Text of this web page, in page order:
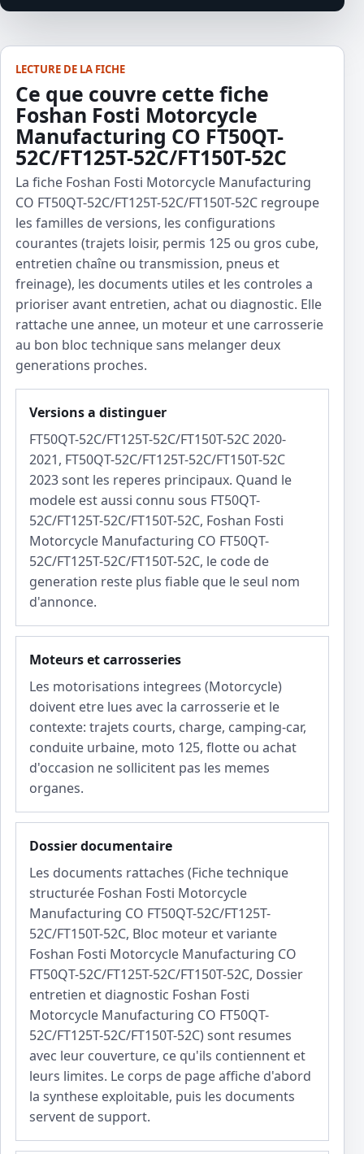
LECTURE DE LA FICHE
Ce que couvre cette fiche
Foshan Fosti Motorcycle
Manufacturing CO FT50QT-
52C/FT125T-52C/FT150T-52C
La fiche Foshan Fosti Motorcycle Manufacturing
CO FT50QT-52C/FT125T-52C/FT150T-52C regroupe
les familles de versions, les configurations
courantes (trajets loisir, permis 125 ou gros cube,
entretien chaîne ou transmission, pneus et
freinage), les documents utiles et les controles a
prioriser avant entretien, achat ou diagnostic. Elle
rattache une annee, un moteur et une carrosserie
au bon bloc technique sans melanger deux
generations proches.
Versions a distinguer
FT50QT-52C/FT125T-52C/FT150T-52C 2020-
2021, FT50QT-52C/FT125T-52C/FT150T-52C
2023 sont les reperes principaux. Quand le
modele est aussi connu sous FT50QT-
52C/FT125T-52C/FT150T-52C, Foshan Fosti
Motorcycle Manufacturing CO FT50QT-
52C/FT125T-52C/FT150T-52C, le code de
generation reste plus fiable que le seul nom
d'annonce.
Moteurs et carrosseries
Les motorisations integrees (Motorcycle)
doivent etre lues avec la carrosserie et le
contexte: trajets courts, charge, camping-car,
conduite urbaine, moto 125, flotte ou achat
d'occasion ne sollicitent pas les memes
organes.
Dossier documentaire
Les documents rattaches (Fiche technique
structurée Foshan Fosti Motorcycle
Manufacturing CO FT50QT-52C/FT125T-
52C/FT150T-52C, Bloc moteur et variante
Foshan Fosti Motorcycle Manufacturing CO
FT50QT-52C/FT125T-52C/FT150T-52C, Dossier
entretien et diagnostic Foshan Fosti
Motorcycle Manufacturing CO FT50QT-
52C/FT125T-52C/FT150T-52C) sont resumes
avec leur couverture, ce qu'ils contiennent et
leurs limites. Le corps de page affiche d'abord
la synthese exploitable, puis les documents
servent de support.